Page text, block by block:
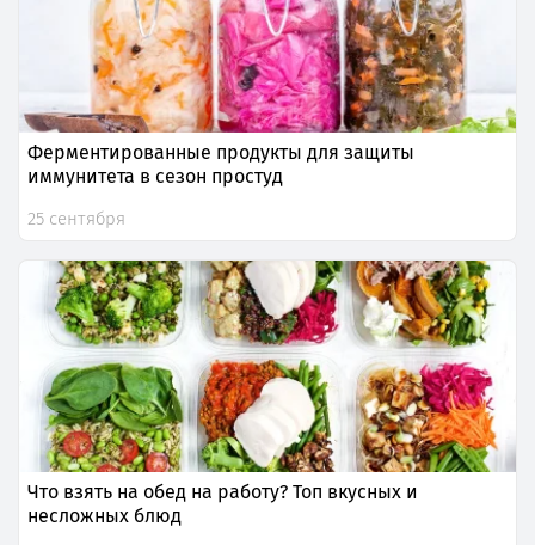
Ферментированные продукты для защиты
иммунитета в сезон простуд
25 сентября
Что взять на обед на работу? Топ вкусных и
несложных блюд